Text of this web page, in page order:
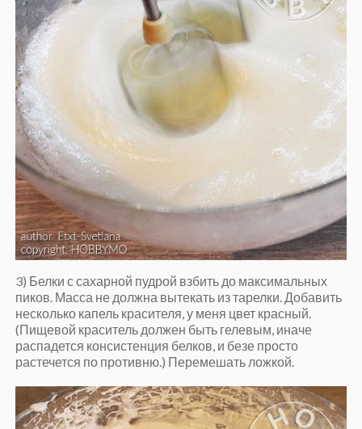
3) Белки с сахарной пудрой взбить до максимальных
пиков. Масса не должна вытекать из тарелки. Добавить
несколько капель красителя, у меня цвет красный.
(Пищевой краситель должен быть гелевым, иначе
распадется консистенция белков, и безе просто
растечется по противню.) Перемешать ложкой.